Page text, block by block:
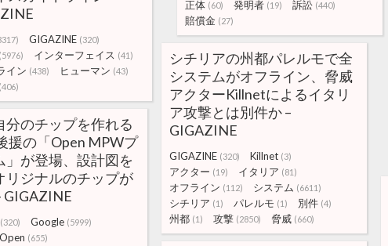
正体 (60) 発明者 (19) 訴訟 (440)
賠償金 (27)
GIGAZINE (320)
(5976) インターフェイス (41)
イン (438) ヒューマン (43)
(406)
シチリアの州都パレルモで全
システムがオフライン、脅威
アクターKillnetによるイタリ
ア攻撃とは別件か –
GIGAZINE
GIGAZINE (320) Killnet (3)
アクター (19) イタリア (81)
オフライン (112) システム (6611)
シチリア (1) パレルモ (1) 別件 (4)
州都 (1) 攻撃 (2850) 脅威 (660)
分のチップを作れる
援の「Open MPWプ
」が登場、設計図を
リジナルのチップが
GIGAZINE
(320) Google (5999)
Open (655)